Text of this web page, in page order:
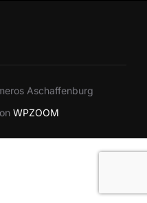
Aschaffenburg
WPZOOM